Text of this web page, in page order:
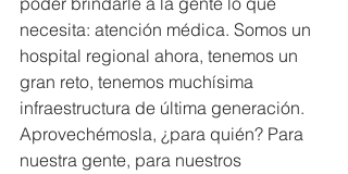
necesita: atención médica. Somos un
hospital regional ahora, tenemos un
gran reto, tenemos muchísima
infraestructura de última generación.
Aprovechémosla, ¿para quién? Para
nuestra gente, para nuestros